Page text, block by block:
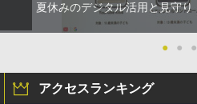
夏休みのデジタル活用と見守り
● ● ●
アクセスランキング